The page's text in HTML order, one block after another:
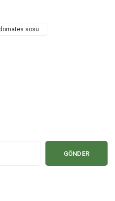
sosu
GÖNDER